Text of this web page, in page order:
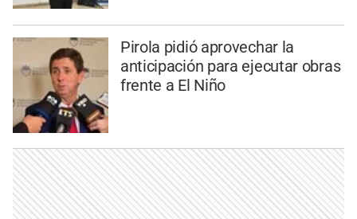
Pirola pidió aprovechar la
anticipación para ejecutar obras
frente a El Niño